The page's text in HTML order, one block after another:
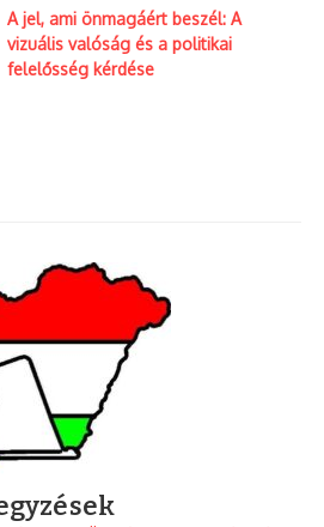
A jel, ami önmagáért beszél: A
vizuális valóság és a politikai
felelősség kérdése